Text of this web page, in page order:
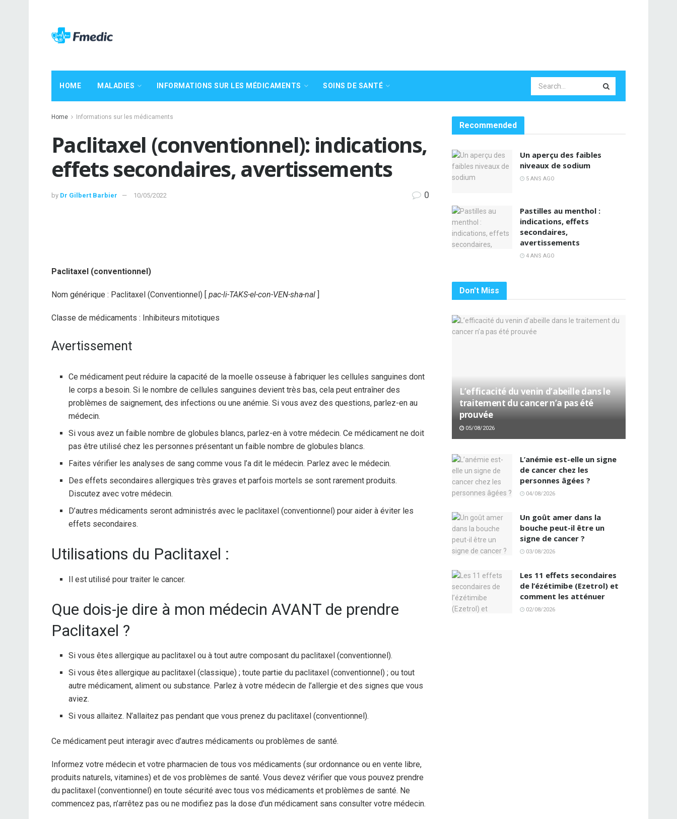
HOME MALADIES INFORMATIONS SUR LES MÉDICAMENTS SOINS DE SANTÉ
Home Informations sur les médicaments
Paclitaxel (conventionnel): indications,
effets secondaires, avertissements
by Dr Gilbert Barbier 10/05/2022 0
Paclitaxel (conventionnel)
Nom générique : Paclitaxel (Conventionnel) [ pac-li-TAKS-el-con-VEN-sha-nal ]
Classe de médicaments : Inhibiteurs mitotiques
Avertissement
Ce médicament peut réduire la capacité de la moelle osseuse à fabriquer les cellules sanguines dont
le corps a besoin. Si le nombre de cellules sanguines devient très bas, cela peut entraîner des
problèmes de saignement, des infections ou une anémie. Si vous avez des questions, parlez-en au
médecin.
Si vous avez un faible nombre de globules blancs, parlez-en à votre médecin. Ce médicament ne doit
pas être utilisé chez les personnes présentant un faible nombre de globules blancs.
Faites vérifier les analyses de sang comme vous l’a dit le médecin. Parlez avec le médecin.
Des effets secondaires allergiques très graves et parfois mortels se sont rarement produits.
Discutez avec votre médecin.
D’autres médicaments seront administrés avec le paclitaxel (conventionnel) pour aider à éviter les
effets secondaires.
Utilisations du Paclitaxel :
Il est utilisé pour traiter le cancer.
Que dois-je dire à mon médecin AVANT de prendre
Paclitaxel ?
Si vous êtes allergique au paclitaxel ou à tout autre composant du paclitaxel (conventionnel).
Si vous êtes allergique au paclitaxel (classique) ; toute partie du paclitaxel (conventionnel) ; ou tout
autre médicament, aliment ou substance. Parlez à votre médecin de l’allergie et des signes que vous
aviez.
Si vous allaitez. N’allaitez pas pendant que vous prenez du paclitaxel (conventionnel).
Ce médicament peut interagir avec d’autres médicaments ou problèmes de santé.
Informez votre médecin et votre pharmacien de tous vos médicaments (sur ordonnance ou en vente libre,
produits naturels, vitamines) et de vos problèmes de santé. Vous devez vérifier que vous pouvez prendre
du paclitaxel (conventionnel) en toute sécurité avec tous vos médicaments et problèmes de santé. Ne
commencez pas, n’arrêtez pas ou ne modifiez pas la dose d’un médicament sans consulter votre médecin.
Recommended
Un aperçu des faibles
niveaux de sodium
5 ANS AGO
Pastilles au menthol :
indications, effets
secondaires,
avertissements
4 ANS AGO
Don't Miss
L’efficacité du venin d’abeille dans le
traitement du cancer n’a pas été
prouvée
05/08/2026
L’anémie est-elle un signe
de cancer chez les
personnes âgées ?
04/08/2026
Un goût amer dans la
bouche peut-il être un
signe de cancer ?
03/08/2026
Les 11 effets secondaires
de l’ézétimibe (Ezetrol) et
comment les atténuer
02/08/2026